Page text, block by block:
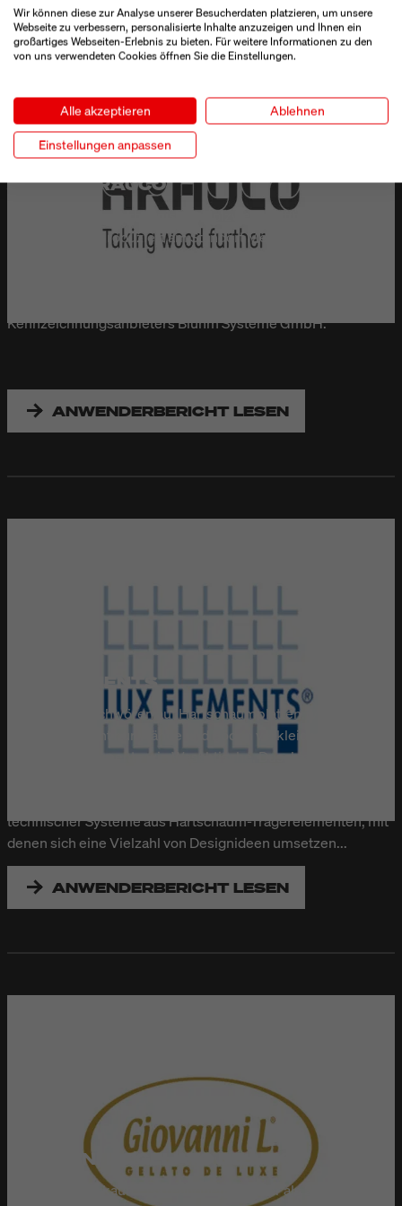
SONAE ARAUCO
Der portugiesisch-chilenische Holzwerkstoffhersteller
Sonae Arauco produziert am Standort Meppen MDF-Platten
in unterschiedlichsten Varianten. Gekennzeichnet werden
Kennzeichnungsanbieters Bluhm Systeme GmbH.
ANWENDERBERICHT LESEN
LUX ELEMENTS
Baddesigner schwören auf Hartschaumplatten. Mit ihnen
lassen sich nicht nur Wände und Böden verkleiden, sondern
auch ganze Elemente wie Waschtische, Duschtassen oder
technischer Systeme aus Hartschaum-Trägerelementen, mit
denen sich eine Vielzahl von Designideen umsetzen...
ANWENDERBERICHT LESEN
GIOVANNI L. "GELATO DE LUXE"
Giovanni L. verkauft Eiskreationen an mehr als 200
Wir können diese zur Analyse unserer Besucherdaten platzieren, um unsere
Webseite zu verbessern, personalisierte Inhalte anzuzeigen und Ihnen ein
großartiges Webseiten-Erlebnis zu bieten. Für weitere Informationen zu den
von uns verwendeten Cookies öffnen Sie die Einstellungen.
Alle akzeptieren Ablehnen
Einstellungen anpassen